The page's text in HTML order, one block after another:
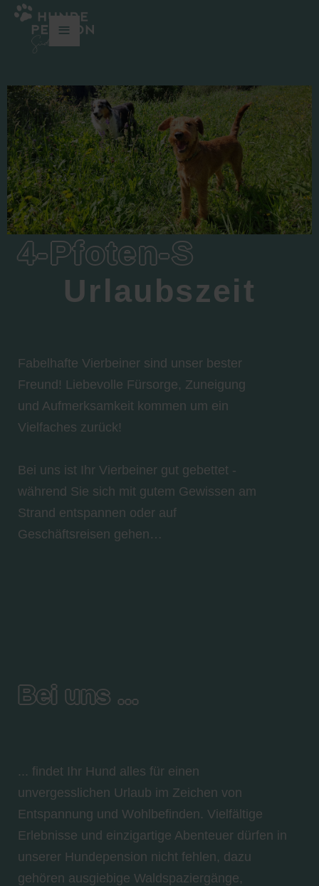
≡
4-Pfoten-S
Urlaubszeit
Fabelhafte Vierbeiner sind unser bester
Freund! Liebevolle Fürsorge, Zuneigung
und Aufmerksamkeit kommen um ein
Vielfaches zurück!
Bei uns ist Ihr Vierbeiner gut gebettet -
während Sie sich mit gutem Gewissen am
Strand entspannen oder auf
Geschäftsreisen gehen…
Bei uns ...
... findet Ihr Hund alles für einen
unvergesslichen Urlaub im Zeichen von
Entspannung und Wohlbefinden. Vielfältige
Erlebnisse und einzigartige Abenteuer dürfen in
unserer Hundepension nicht fehlen, dazu
gehören ausgiebige Waldspaziergänge,